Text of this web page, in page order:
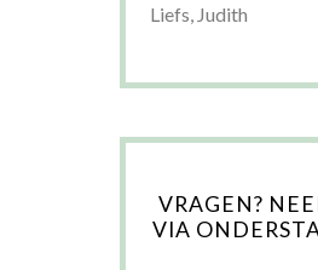
Liefs, Judith
VRAGEN?
VIA